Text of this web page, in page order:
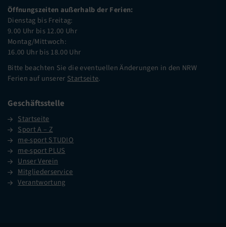
Öffnungszeiten außerhalb der Ferien:
Dienstag bis Freitag:
9.00 Uhr bis 12.00 Uhr
Montag/Mittwoch:
16.00 Uhr bis 18.00 Uhr
Bitte beachten Sie die eventuellen Änderungen in den NRW
Ferien auf unserer Startseite.
Geschäftsstelle
Startseite
Sport A – Z
me-sport STUDIO
me-sport PLUS
Unser Verein
Mitgliederservice
Verantwortung